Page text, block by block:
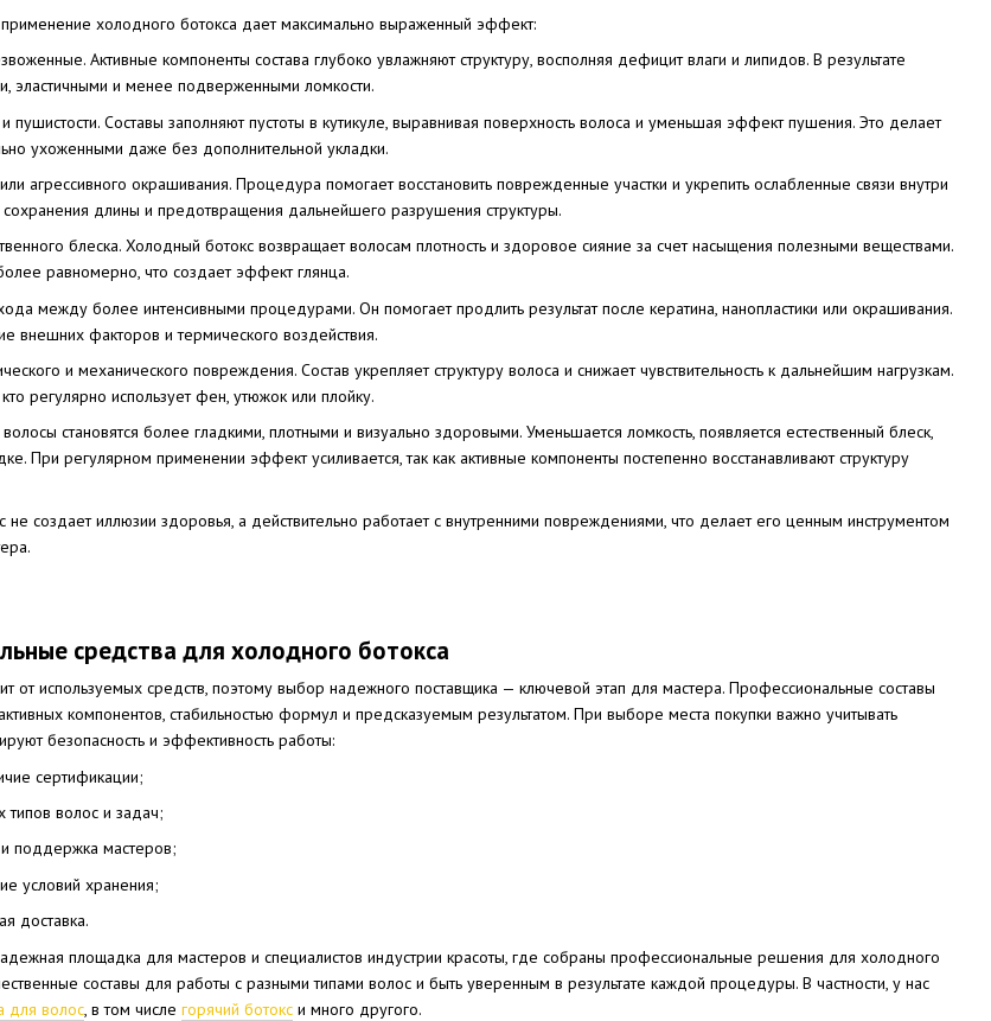
холодного ботокса дает максимально выраженный эффект:
Активные компоненты состава глубоко увлажняют структуру, восполняя дефицит влаги и липидов. В результате
эластичными и менее подверженными ломкости.
пушистости. Составы заполняют пустоты в кутикуле, выравнивая поверхность волоса и уменьшая эффект пушения. Это делает
ухоженными даже без дополнительной укладки.
агрессивного окрашивания. Процедура помогает восстановить поврежденные участки и укрепить ослабленные связи внутри
длины и предотвращения дальнейшего разрушения структуры.
блеска. Холодный ботокс возвращает волосам плотность и здоровое сияние за счет насыщения полезными веществами.
равномерно, что создает эффект глянца.
между более интенсивными процедурами. Он помогает продлить результат после кератина, нанопластики или окрашивания.
внешних факторов и термического воздействия.
и механического повреждения. Состав укрепляет структуру волоса и снижает чувствительность к дальнейшим нагрузкам.
регулярно использует фен, утюжок или плойку.
становятся более гладкими, плотными и визуально здоровыми. Уменьшается ломкость, появляется естественный блеск,
При регулярном применении эффект усиливается, так как активные компоненты постепенно восстанавливают структуру
не создает иллюзии здоровья, а действительно работает с внутренними повреждениями, что делает его ценным инструментом
средства для холодного ботокса
от используемых средств, поэтому выбор надежного поставщика — ключевой этап для мастера. Профессиональные составы
компонентов, стабильностью формул и предсказуемым результатом. При выборе места покупки важно учитывать
безопасность и эффективность работы:
сертификации;
типов волос и задач;
и поддержка мастеров;
условий хранения;
доставка.
площадка для мастеров и специалистов индустрии красоты, где собраны профессиональные решения для холодного
составы для работы с разными типами волос и быть уверенным в результате каждой процедуры. В частности, у нас
для волос , в том числе горячий ботокс и много другого.